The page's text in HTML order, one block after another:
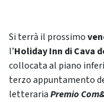
Si terrà il prossimo
l’Holiday Inn di Cava
collocata al piano
terzo appuntamento
letterariaPremio